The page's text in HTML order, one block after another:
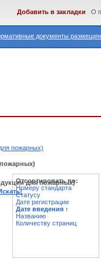
документы
Добавить в закладки О
пожарных)
для пожарных)
Отсортировать по:
Номеру стандарта
Статусу
Дате регистрации
Дате введения ↑
Названию
Количеству страниц